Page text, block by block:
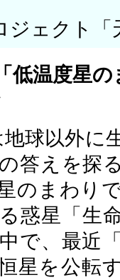
ジェクト「
低温度星
球以外に
答えを探
のまわり
惑星「生
で、最近
星を公転